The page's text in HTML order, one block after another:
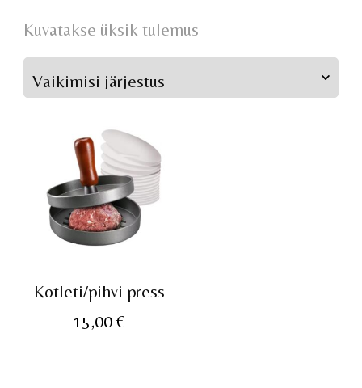
Kuvatakse üksik tulemus
Kotleti/pihvi press
15,00€